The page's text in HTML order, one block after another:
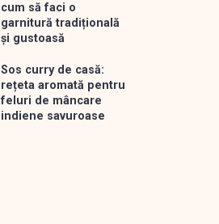
cum să faci o
garnitură tradițională
și gustoasă
Sos curry de casă:
rețeta aromată pentru
feluri de mâncare
indiene savuroase